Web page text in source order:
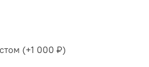
(+1 000 ₽)